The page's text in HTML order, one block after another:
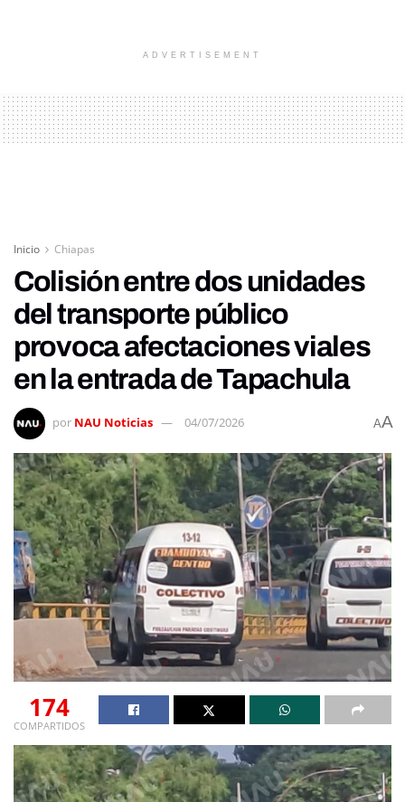
ADVERTISEMENT
Inicio Chiapas
Colisión entre dos unidades
del transporte público
provoca afectaciones viales
en la entrada de Tapachula
por NAU Noticias 04/07/2026 AA
174
COMPARTIDOS